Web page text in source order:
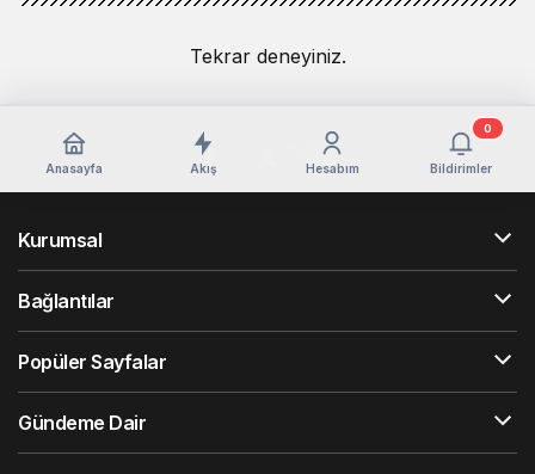
Tekrar deneyiniz.
Anasayfa Akış Hesabım Bildirimler
0
Kurumsal
Bağlantılar
Popüler Sayfalar
Gündeme Dair